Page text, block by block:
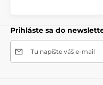
Prihláste sa do
Tu napíšte váš e-mail